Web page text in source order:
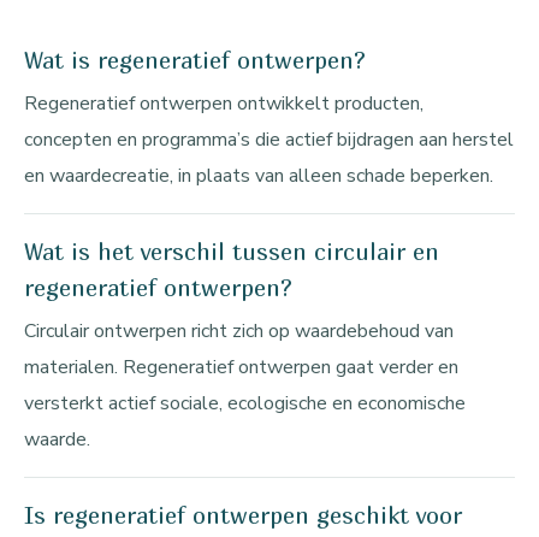
Wat is regeneratief ontwerpen?
Regeneratief ontwerpen ontwikkelt producten,
concepten en programma’s die actief bijdragen aan herstel
en waardecreatie, in plaats van alleen schade beperken.
Wat is het verschil tussen circulair en
regeneratief ontwerpen?
Circulair ontwerpen richt zich op waardebehoud van
materialen. Regeneratief ontwerpen gaat verder en
versterkt actief sociale, ecologische en economische
waarde.
Is regeneratief ontwerpen geschikt voor